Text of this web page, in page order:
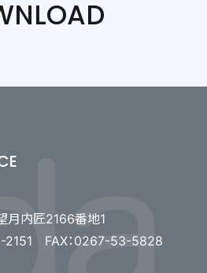
月内匠2166番地1
2151 FAX：0267-53-5828